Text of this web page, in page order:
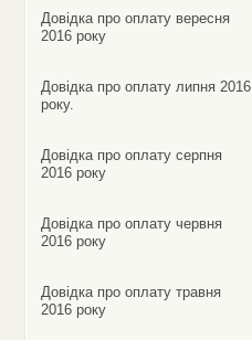
Довідка про оплату вересня
2016 року
Довідка про оплату липня 2016
року.
Довідка про оплату серпня
2016 року
Довідка про оплату червня
2016 року
Довідка про оплату травня
2016 року